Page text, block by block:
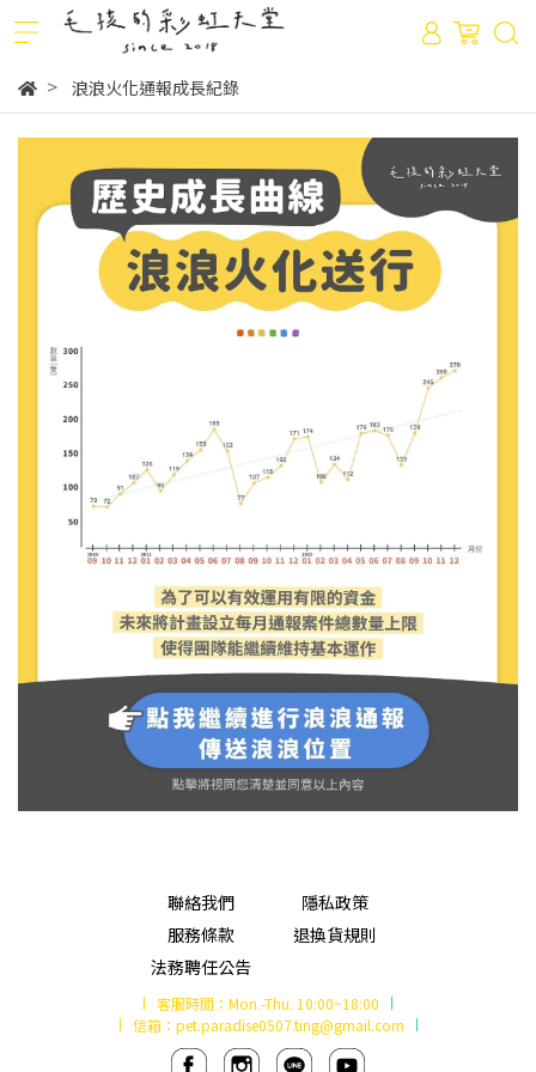
浪浪火化通報成長紀錄
聯絡我們
隱私政策
服務條款
退換貨規則
法務聘任公告
客服時間： Mon.-Thu. 10:00~18:00
信箱： pet.paradise0507.ting@gmail.com